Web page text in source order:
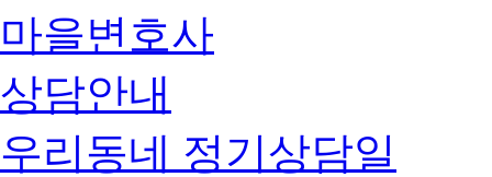
마을변호사
상담안내
우리동네 정기상담일